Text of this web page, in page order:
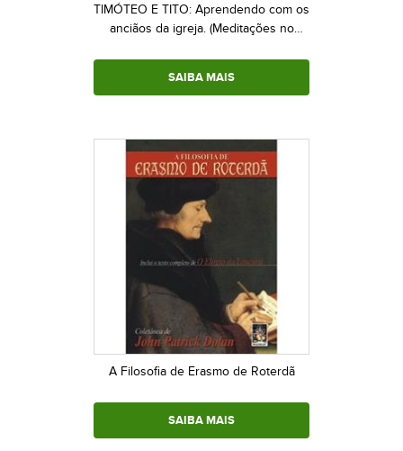
TIMÓTEO E TITO: Aprendendo com os
anciãos da igreja. (Meditações no
SAIBA MAIS
A Filosofia de Erasmo de Roterdã
SAIBA MAIS